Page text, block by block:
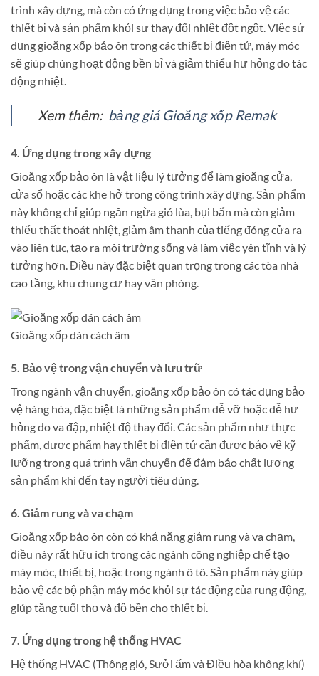
trình xây dựng, mà còn có ứng dụng trong việc bảo vệ các
thiết bị và sản phẩm khỏi sự thay đổi nhiệt đột ngột. Việc sử
dụng gioăng xốp bảo ôn trong các thiết bị điện tử, máy móc
sẽ giúp chúng hoạt động bền bỉ và giảm thiểu hư hỏng do tác
động nhiệt.
Xem thêm: bảng giá Gioăng xốp Remak
4. Ứng dụng trong xây dựng
Gioăng xốp bảo ôn là vật liệu lý tưởng để làm gioăng cửa,
cửa sổ hoặc các khe hở trong công trình xây dựng. Sản phẩm
này không chỉ giúp ngăn ngừa gió lùa, bụi bẩn mà còn giảm
thiểu thất thoát nhiệt, giảm âm thanh của tiếng đóng cửa ra
vào liên tục, tạo ra môi trường sống và làm việc yên tĩnh và lý
tưởng hơn. Điều này đặc biệt quan trọng trong các tòa nhà
cao tầng, khu chung cư hay văn phòng.
Gioăng xốp dán cách âm
5. Bảo vệ trong vận chuyển và lưu trữ
Trong ngành vận chuyển, gioăng xốp bảo ôn có tác dụng bảo
vệ hàng hóa, đặc biệt là những sản phẩm dễ vỡ hoặc dễ hư
hỏng do va đập, nhiệt độ thay đổi. Các sản phẩm như thực
phẩm, dược phẩm hay thiết bị điện tử cần được bảo vệ kỹ
lưỡng trong quá trình vận chuyển để đảm bảo chất lượng
sản phẩm khi đến tay người tiêu dùng.
6. Giảm rung và va chạm
Gioăng xốp bảo ôn còn có khả năng giảm rung và va chạm,
điều này rất hữu ích trong các ngành công nghiệp chế tạo
máy móc, thiết bị, hoặc trong ngành ô tô. Sản phẩm này giúp
bảo vệ các bộ phận máy móc khỏi sự tác động của rung động,
giúp tăng tuổi thọ và độ bền cho thiết bị.
7. Ứng dụng trong hệ thống HVAC
Hệ thống HVAC (Thông gió, Sưởi ấm và Điều hòa không khí)